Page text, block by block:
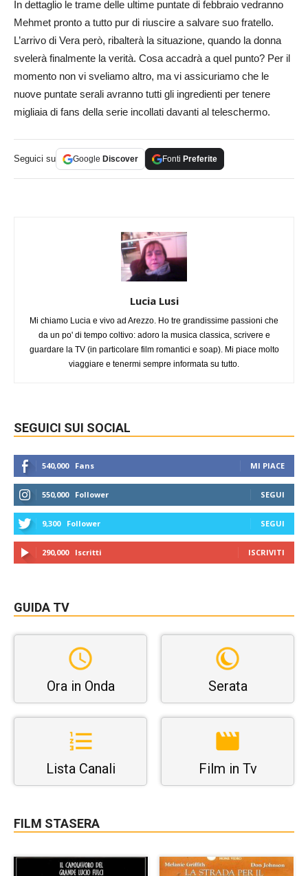
In dettaglio le trame delle ultime puntate di febbraio vedranno
Mehmet pronto a tutto pur di riuscire a salvare suo fratello.
L’arrivo di Vera però, ribalterà la situazione, quando la donna
svelerà finalmente la verità. Cosa accadrà a quel punto? Per il
momento non vi sveliamo altro, ma vi assicuriamo che le
nuove puntate serali avranno tutti gli ingredienti per tenere
migliaia di fans della serie incollati davanti al teleschermo.
Seguici su Google Discover Fonti Preferite
Lucia Lusi
Mi chiamo Lucia e vivo ad Arezzo. Ho tre grandissime passioni che
da un po' di tempo coltivo: adoro la musica classica, scrivere e
guardare la TV (in particolare film romantici e soap). Mi piace molto
viaggiare e tenermi sempre informata su tutto.
SEGUICI SUI SOCIAL
540,000 Fans MI PIACE
550,000 Follower SEGUI
9,300 Follower SEGUI
290,000 Iscritti ISCRIVITI
GUIDA TV
Ora in Onda Serata
Lista Canali Film in Tv
FILM STASERA